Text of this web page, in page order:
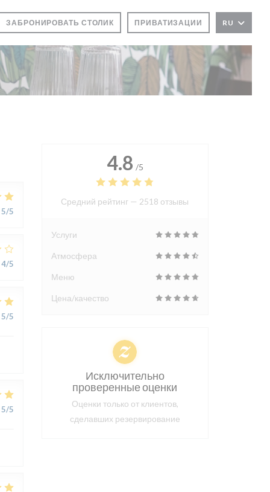
ОКНЕ))
ЗАБРОНИРОВАТЬ СТОЛИК ПРИВАТИЗАЦИИ RU
5/5
4/5
5/5
5/5
4.8 /5
Средний рейтинг — 2518 отзывы
Услуги
Атмосфера
Меню
Цена/качество
Исключительно
проверенные оценки
Оценки только от клиентов,
сделавших резервирование